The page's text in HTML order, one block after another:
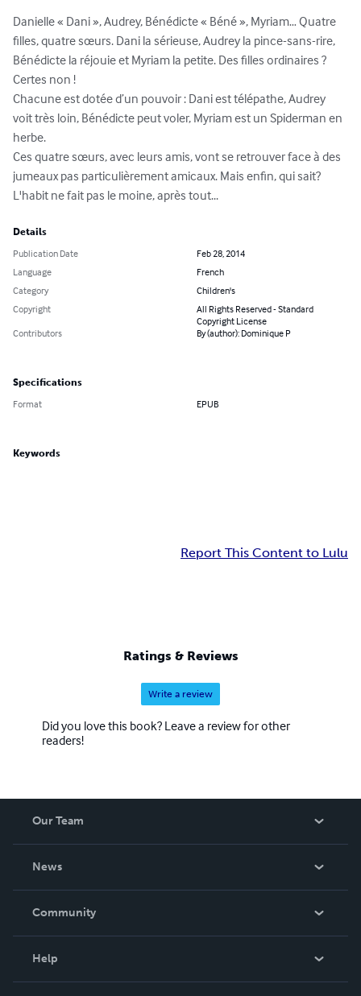
Danielle « Dani », Audrey, Bénédicte « Béné », Myriam… Quatre
filles, quatre sœurs. Dani la sérieuse, Audrey la pince-sans-rire,
Bénédicte la réjouie et Myriam la petite. Des filles ordinaires ?
Certes non !
Chacune est dotée d’un pouvoir : Dani est télépathe, Audrey
voit très loin, Bénédicte peut voler, Myriam est un Spiderman en
herbe.
Ces quatre sœurs, avec leurs amis, vont se retrouver face à des
jumeaux pas particulièrement amicaux. Mais enfin, qui sait?
L'habit ne fait pas le moine, après tout...
Details
Publication Date
Feb 28, 2014
Language
French
Category
Children's
Copyright
All Rights Reserved - Standard
Copyright License
Contributors
By (author): Dominique P
Specifications
Format EPUB
Keywords
Report This Content to Lulu
Ratings & Reviews
Write a review
Did you love this book? Leave a review for other
readers!
Our Team
News
In The News
Community
Help